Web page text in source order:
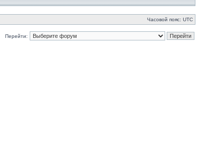
Часовой пояс: UTC
Перейти: